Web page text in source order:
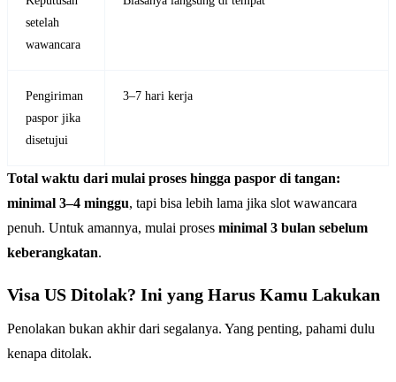
setelah
wawancara
Pengiriman
paspor jika
disetujui
3–7 hari kerja
Total waktu dari mulai proses hingga paspor di tangan:
minimal 3–4 minggu, tapi bisa lebih lama jika slot wawancara
penuh. Untuk amannya, mulai proses minimal 3 bulan sebelum
keberangkatan.
Visa US Ditolak? Ini yang Harus Kamu Lakukan
Penolakan bukan akhir dari segalanya. Yang penting, pahami dulu
kenapa ditolak.